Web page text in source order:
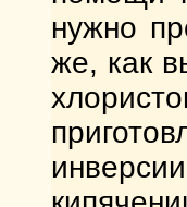
нужно
же, как